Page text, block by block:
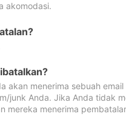
akomodasi.
akan menerima sebuah
junk Anda. Jika Anda tidak
mereka menerima